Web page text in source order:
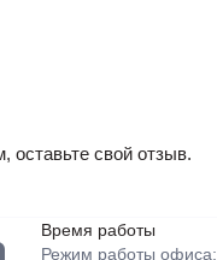
оставьте свой отзыв.
Время работы
Режим работы офиса: